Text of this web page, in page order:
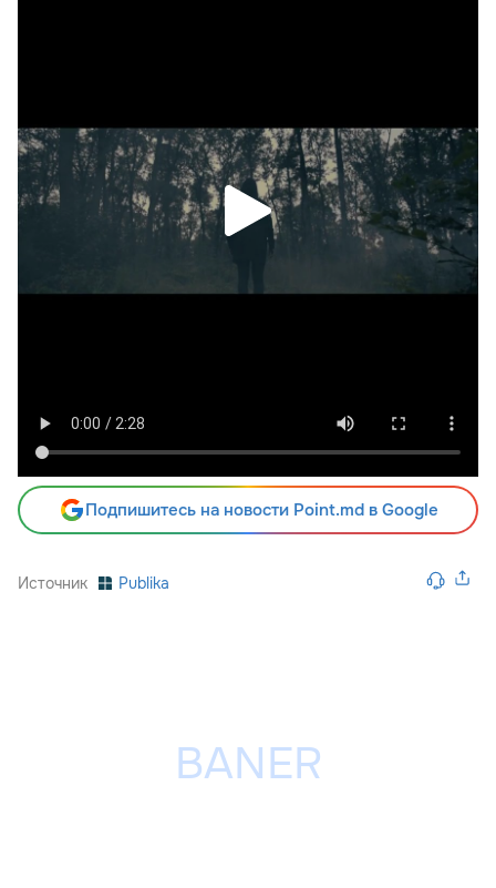
Подпишитесь на новости Point.md в Google
Источник Publika